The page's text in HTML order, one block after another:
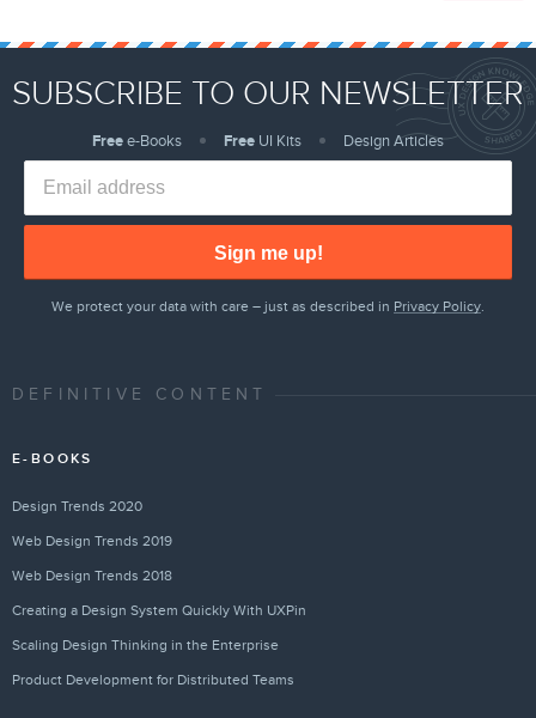
SUBSCRIBE TO OUR NEWSLETTER
Freee-Books Free UI Kits Design Articles
Sign me up!
We protect your data with care – just as described in Privacy Policy.
DEFINITIVE CONTENT
E-BOOKS
Design Trends 2020
Web Design Trends 2019
Web Design Trends 2018
Creating a Design System Quickly With UXPin
Scaling Design Thinking in the Enterprise
Product Development for Distributed Teams